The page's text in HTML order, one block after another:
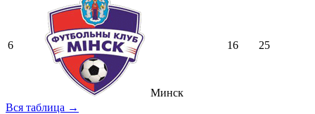
6
Минск
16 25
Вся таблица →